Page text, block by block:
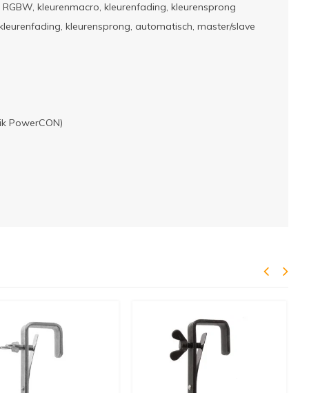
kleurenmacro, kleurenfading, kleurensprong
kleurensprong, automatisch, master/slave
PowerCON)